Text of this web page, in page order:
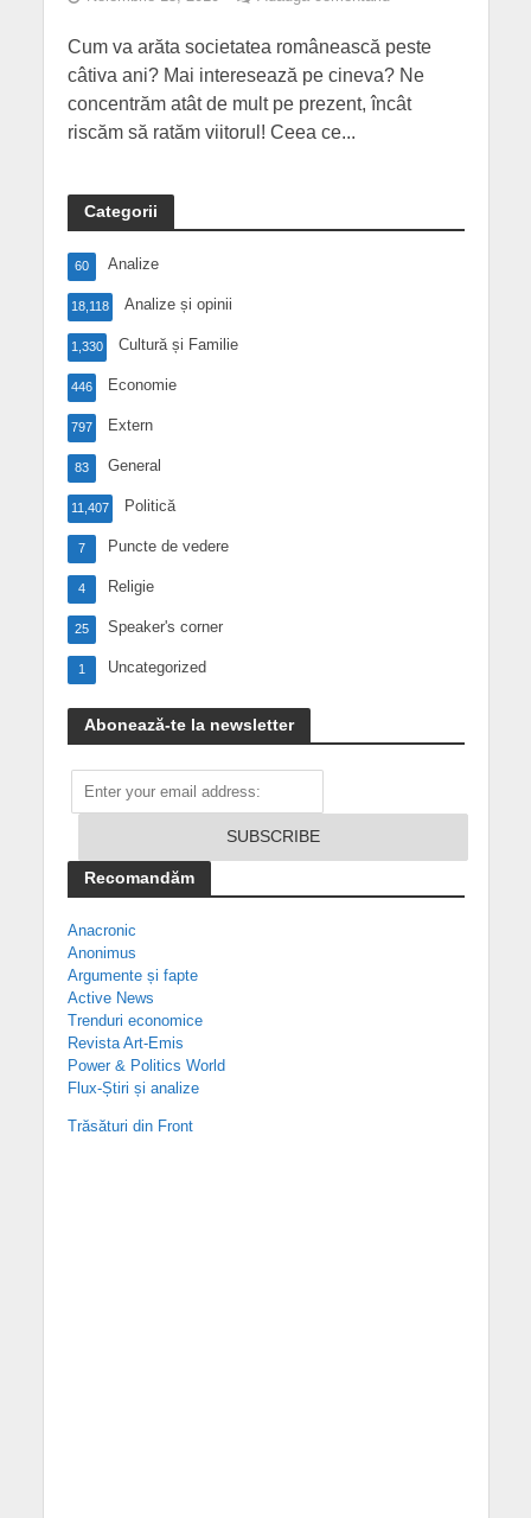
Cum va arăta societatea românească peste
câtiva ani? Mai interesează pe cineva? Ne
concentrăm atât de mult pe prezent, încât
riscăm să ratăm viitorul! Ceea ce...
Categorii
Analize
60
Analize și opinii
18,118
Cultură și Familie
1,330
Economie
446
Extern
797
General
83
Politică
11,407
Puncte de vedere
7
Religie
4
Speaker's corner
25
Uncategorized
1
Abonează-te la newsletter
Recomandăm
Anacronic
Anonimus
Argumente și fapte
Active News
Trenduri economice
Revista Art-Emis
Power & Politics World
Flux-Știri și analize
Trăsături din Front